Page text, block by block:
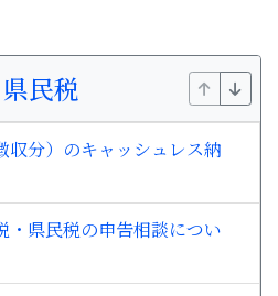
民税
収分）のキャッシュレス納
県民税の申告相談につい